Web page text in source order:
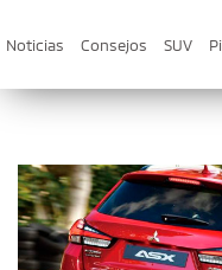
Noticias Consejos SUV